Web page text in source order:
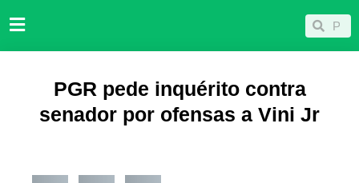
para
Pesquisar
PGR pede inquérito contra
senador por ofensas a Vini Jr